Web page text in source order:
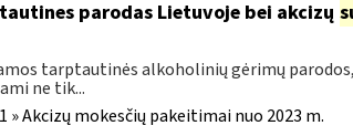
parodas Lietuvoje bei akcizų
tarptautinės alkoholinių gėrimų
ne tik...
» Akcizų mokesčių pakeitimai nuo 2023 m.